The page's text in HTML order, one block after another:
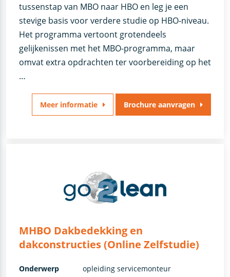
tussenstap van MBO naar HBO en leg je een
stevige basis voor verdere studie op HBO-niveau.
Het programma vertoont grotendeels
gelijkenissen met het MBO-programma, maar
omvat extra opdrachten ter voorbereiding op het
…
Meer informatie Brochure aanvragen
MHBO Dakbedekking en
dakconstructies (Online Zelfstudie)
Onderwerp
opleiding servicemonteur